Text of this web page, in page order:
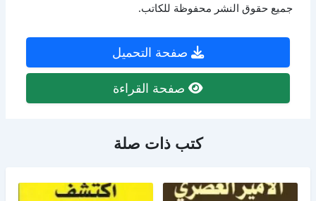
جميع حقوق النشر محفوظة للكاتب.
صفحة التحميل
صفحة القراءة
كتب ذات صلة